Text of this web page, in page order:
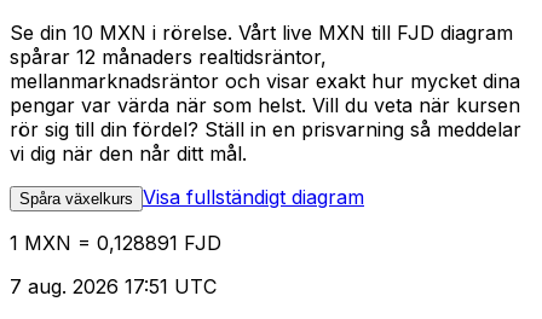
Se din 10 MXN i rörelse. Vårt live MXN till FJD diagram
spårar 12 månaders realtidsräntor,
mellanmarknadsräntor och visar exakt hur mycket dina
pengar var värda när som helst. Vill du veta när kursen
rör sig till din fördel? Ställ in en prisvarning så meddelar
vi dig när den når ditt mål.
Spåra växelkurs Visa fullständigt diagram
1 MXN = 0,128891 FJD
7 aug. 2026 17:51 UTC